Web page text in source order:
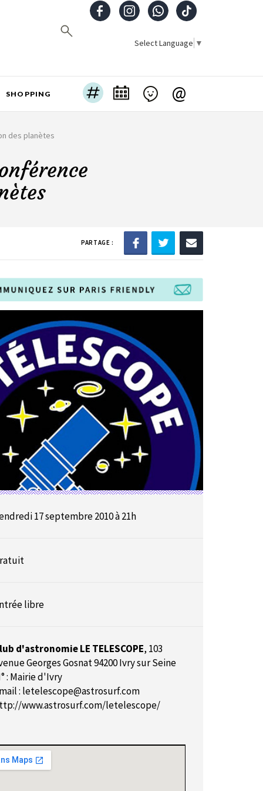
Select Language ▼
SHOPPING @
des planètes
PARTAGE :
17 septembre 2010 à 21h
libre
d'astronomie LE TELESCOPE, 103
Georges Gosnat 94200 Ivry sur Seine
: Mairie d'Ivry
: letelescope@astrosurf.com
www.astrosurf.com/letelescope/